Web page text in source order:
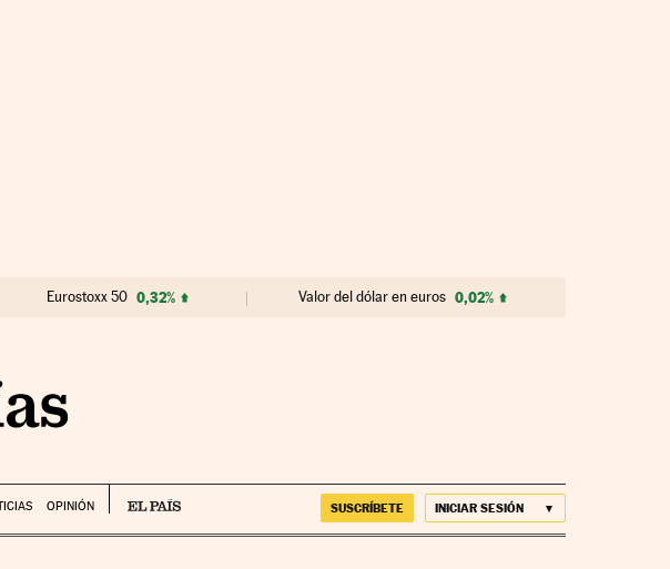
Eurostoxx 50 0,32% Valor del dólar en euros 0,02%
OPINIÓN SUSCRÍBETE INICIAR SESIÓN